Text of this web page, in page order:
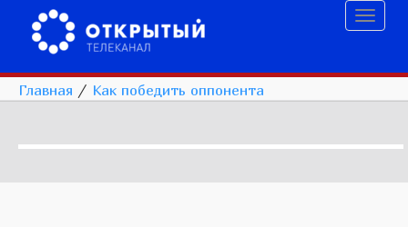
Главная / Как победить оппонента